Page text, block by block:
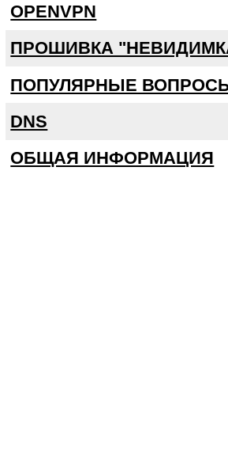
OPENVPN
ПРОШИВКА
ПОПУЛЯРНЫЕ
DNS
ОБЩАЯ ИНФОРМАЦИЯ